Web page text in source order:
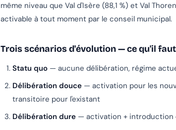
même niveau que Val d'Isère (88,1 %) et Val
activable à tout moment par le conseil municipal.
Trois scénarios d'évolution — ce qu'il
Statu quo — aucune délibération, régime
Délibération douce — activation pour les
transitoire pour l'existant
Délibération dure — activation + introduction